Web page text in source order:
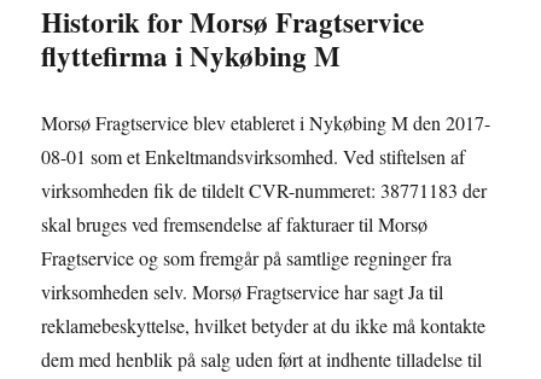
Historik for Morsø Fragtservice
flyttefirma i Nykøbing M
Morsø Fragtservice blev etableret i Nykøbing M den 2017-
08-01 som et Enkeltmandsvirksomhed. Ved stiftelsen af
virksomheden fik de tildelt CVR-nummeret: 38771183 der
skal bruges ved fremsendelse af fakturaer til Morsø
Fragtservice og som fremgår på samtlige regninger fra
virksomheden selv. Morsø Fragtservice har sagt Ja til
reklamebeskyttelse, hvilket betyder at du ikke må kontakte
dem med henblik på salg uden ført at indhente tilladelse til